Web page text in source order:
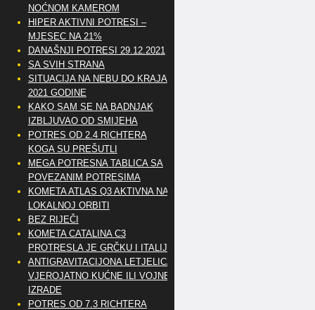
NOĆNOM KAMEROM
HIPER AKTIVNI POTRESI –
MJESEC NA 21%
DANAŠNJI POTRESI 29.12.2021
SA SVIH STRANA
SITUACIJA NA NEBU DO KRAJA
2021 GODINE
KAKO SAM SE NA BADNJAK
IZBLJUVAO OD SMIJEHA
POTRES OD 2.4 RICHTERA
KOGA SU PREŠUTLI
MEGA POTRESNA TABLICA SA
POVEZANIM POTRESIMA
KOMETA ATLAS Q3 AKTIVNA NA
LOKALNOJ ORBITI
BEZ RIJEČI
KOMETA CATALINA C3
PROTRESLA JE GRČKU I ITALIJU
ANTIGRAVITACIJONA LETJELICA
VJEROJATNO KUĆNE ILI VOJNE
IZRADE
POTRES OD 7.3 RICHTERA